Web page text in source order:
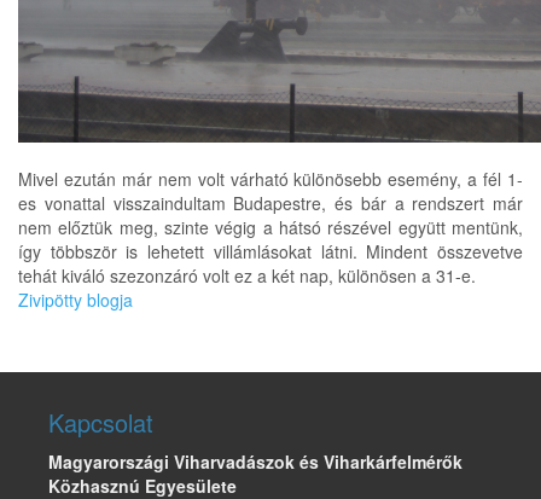
Mivel ezután már nem volt várható különösebb esemény, a fél 1-
es vonattal visszaindultam Budapestre, és bár a rendszert már
nem előztük meg, szinte végig a hátsó részével együtt mentünk,
így többször is lehetett villámlásokat látni. Mindent összevetve
tehát kiváló szezonzáró volt ez a két nap, különösen a 31-e.
Zivipötty blogja
Kapcsolat
Magyarországi Viharvadászok és Viharkárfelmérők
Közhasznú Egyesülete